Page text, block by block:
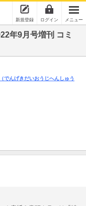
新規登録 ログイン メニュー
年9月号増刊 コミ
（でんげきだいおうじへんしゅう